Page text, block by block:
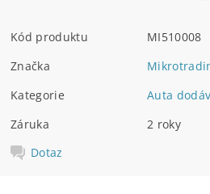
Kód produktu
MI510008
Značka
Kategorie
Auta
Záruka
2 roky
Dotaz